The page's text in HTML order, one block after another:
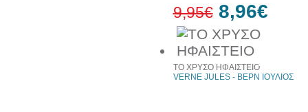
έκπτωση
9,95€ 8,96€
ΤΟ ΧΡΥΣΟ ΗΦΑΙΣΤΕΙΟ
VERNE JULES - ΒΕΡΝ ΙΟΥΛΙΟΣ